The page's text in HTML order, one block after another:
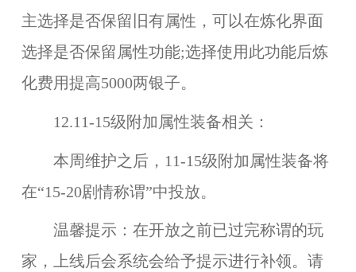
主选择是否保留旧有属性 ，可以在炼化界面
选择是否保留属性功能;选择使用此功能后炼
化费用提高5000两银子。
12.11-15级附加属性装备相关：
本周维护之后， 11-15级附加属性装备将
在“15-20剧情称谓”中投放。
温馨提示： 在开放之前已过完称谓的玩
家，上线后会系统会给予提示进行补领。请